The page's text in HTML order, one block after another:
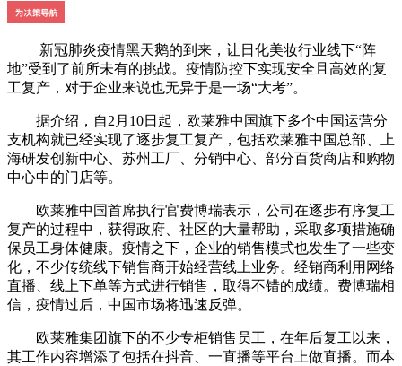
新冠肺炎疫情黑天鹅的到来，让日化美妆行业线下“阵
地”受到了前所未有的挑战。疫情防控下实现安全且高效的复
工复产，对于企业来说也无异于是一场“大考”。
据介绍，自2月10日起，欧莱雅中国旗下多个中国运营分
支机构就已经实现了逐步复工复产，包括欧莱雅中国总部、上
海研发创新中心、苏州工厂、分销中心、部分百货商店和购物
中心中的门店等。
欧莱雅中国首席执行官费博瑞表示，公司在逐步有序复工
复产的过程中，获得政府、社区的大量帮助，采取多项措施确
保员工身体健康。疫情之下，企业的销售模式也发生了一些变
化，不少传统线下销售商开始经营线上业务。经销商利用网络
直播、线上下单等方式进行销售，取得不错的成绩。费博瑞相
信，疫情过后，中国市场将迅速反弹。
欧莱雅集团旗下的不少专柜销售员工，在年后复工以来，
其工作内容增添了包括在抖音、一直播等平台上做直播。而本